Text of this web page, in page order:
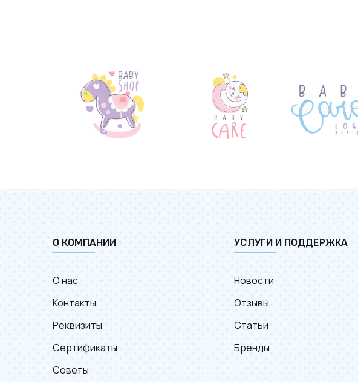
О КОМПАНИИ
О нас
Контакты
Реквизиты
Сертификаты
Советы
УСЛУГИ И ПОДДЕРЖКА
Новости
Отзывы
Статьи
Бренды